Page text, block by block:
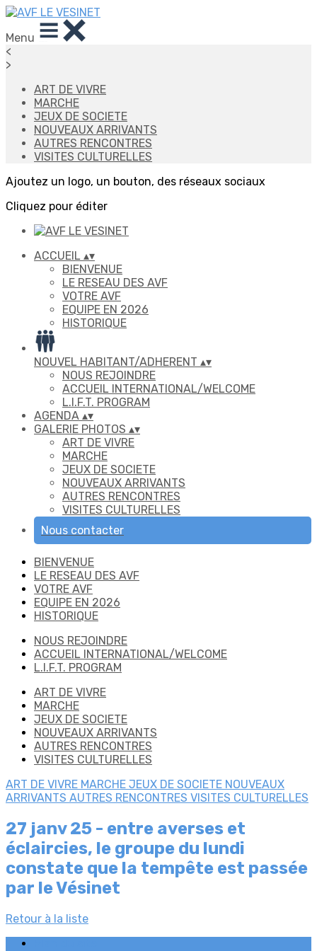
Menu
<
>
ART DE VIVRE
MARCHE
JEUX DE SOCIETE
NOUVEAUX ARRIVANTS
AUTRES RENCONTRES
VISITES CULTURELLES
Ajoutez un logo, un bouton, des réseaux sociaux
Cliquez pour éditer
ACCUEIL ▴▾
BIENVENUE
LE RESEAU DES AVF
VOTRE AVF
EQUIPE EN 2026
HISTORIQUE
NOUVEL HABITANT/ADHERENT ▴▾
NOUS REJOINDRE
ACCUEIL INTERNATIONAL/WELCOME
L.I.F.T. PROGRAM
AGENDA ▴▾
GALERIE PHOTOS ▴▾
ART DE VIVRE
MARCHE
JEUX DE SOCIETE
NOUVEAUX ARRIVANTS
AUTRES RENCONTRES
VISITES CULTURELLES
Nous contacter
BIENVENUE
LE RESEAU DES AVF
VOTRE AVF
EQUIPE EN 2026
HISTORIQUE
NOUS REJOINDRE
ACCUEIL INTERNATIONAL/WELCOME
L.I.F.T. PROGRAM
ART DE VIVRE
MARCHE
JEUX DE SOCIETE
NOUVEAUX ARRIVANTS
AUTRES RENCONTRES
VISITES CULTURELLES
ART DE VIVRE MARCHE JEUX DE SOCIETE NOUVEAUX
ARRIVANTS AUTRES RENCONTRES VISITES CULTURELLES
27 janv 25 - entre averses et
éclaircies, le groupe du lundi
constate que la tempête est passée
par le Vésinet
Retour à la liste